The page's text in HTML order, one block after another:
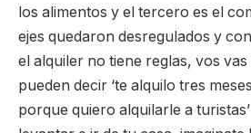
los alimentos y el tercero es el
ejes quedaron desregulados y
el alquiler no tiene reglas, vos vas
pueden decir ‘te alquilo tres
porque quiero alquilarle a